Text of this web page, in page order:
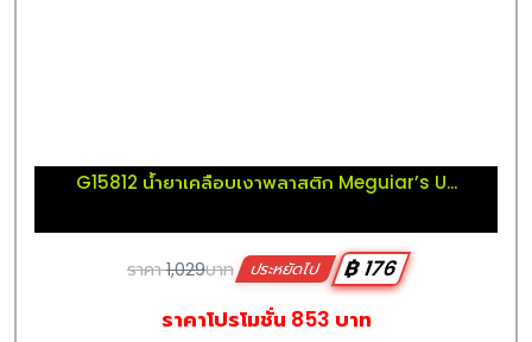
G15812 น้ำยาเคลือบเงาพลาสติก Meguiar’s U...
ราคา1,029บาท ประหยัดไป
฿ 176
ราคาโปรโมชั่น 853 บาท